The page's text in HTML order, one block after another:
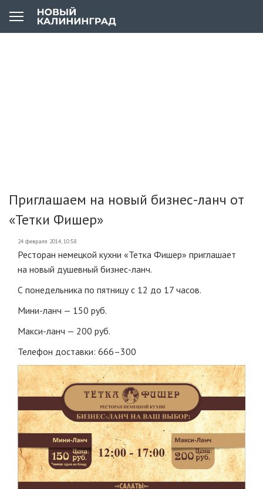
Приглашаем на новый бизнес-ланч от
«Тетки Фишер»
24 февраля 2014, 10:58
Ресторан немецкой кухни «Тетка Фишер» приглашает
на новый душевный бизнес-ланч.
С понедельника по пятницу с 12 до 17 часов.
Мини-ланч — 150 руб.
Макси-ланч — 200 руб.
Телефон доставки: 666–300